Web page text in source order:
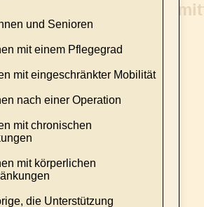
und Senioren
mit einem Pflegegrad
mit eingeschränkter Mobilität
nach einer Operation
mit chronischen
mit körperlichen
die Unterstützung